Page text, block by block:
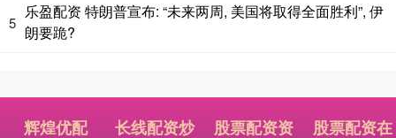
5
乐盈配资 特朗普宣布: “未来两周, 美国将取得全面胜利”, 伊
朗要跪?
辉煌优配 长线配资炒 股票配资资 股票配资在